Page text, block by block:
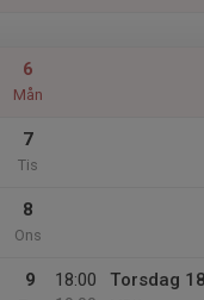
6
Mån
7
Tis
8
Ons
9
18:00
Torsdag